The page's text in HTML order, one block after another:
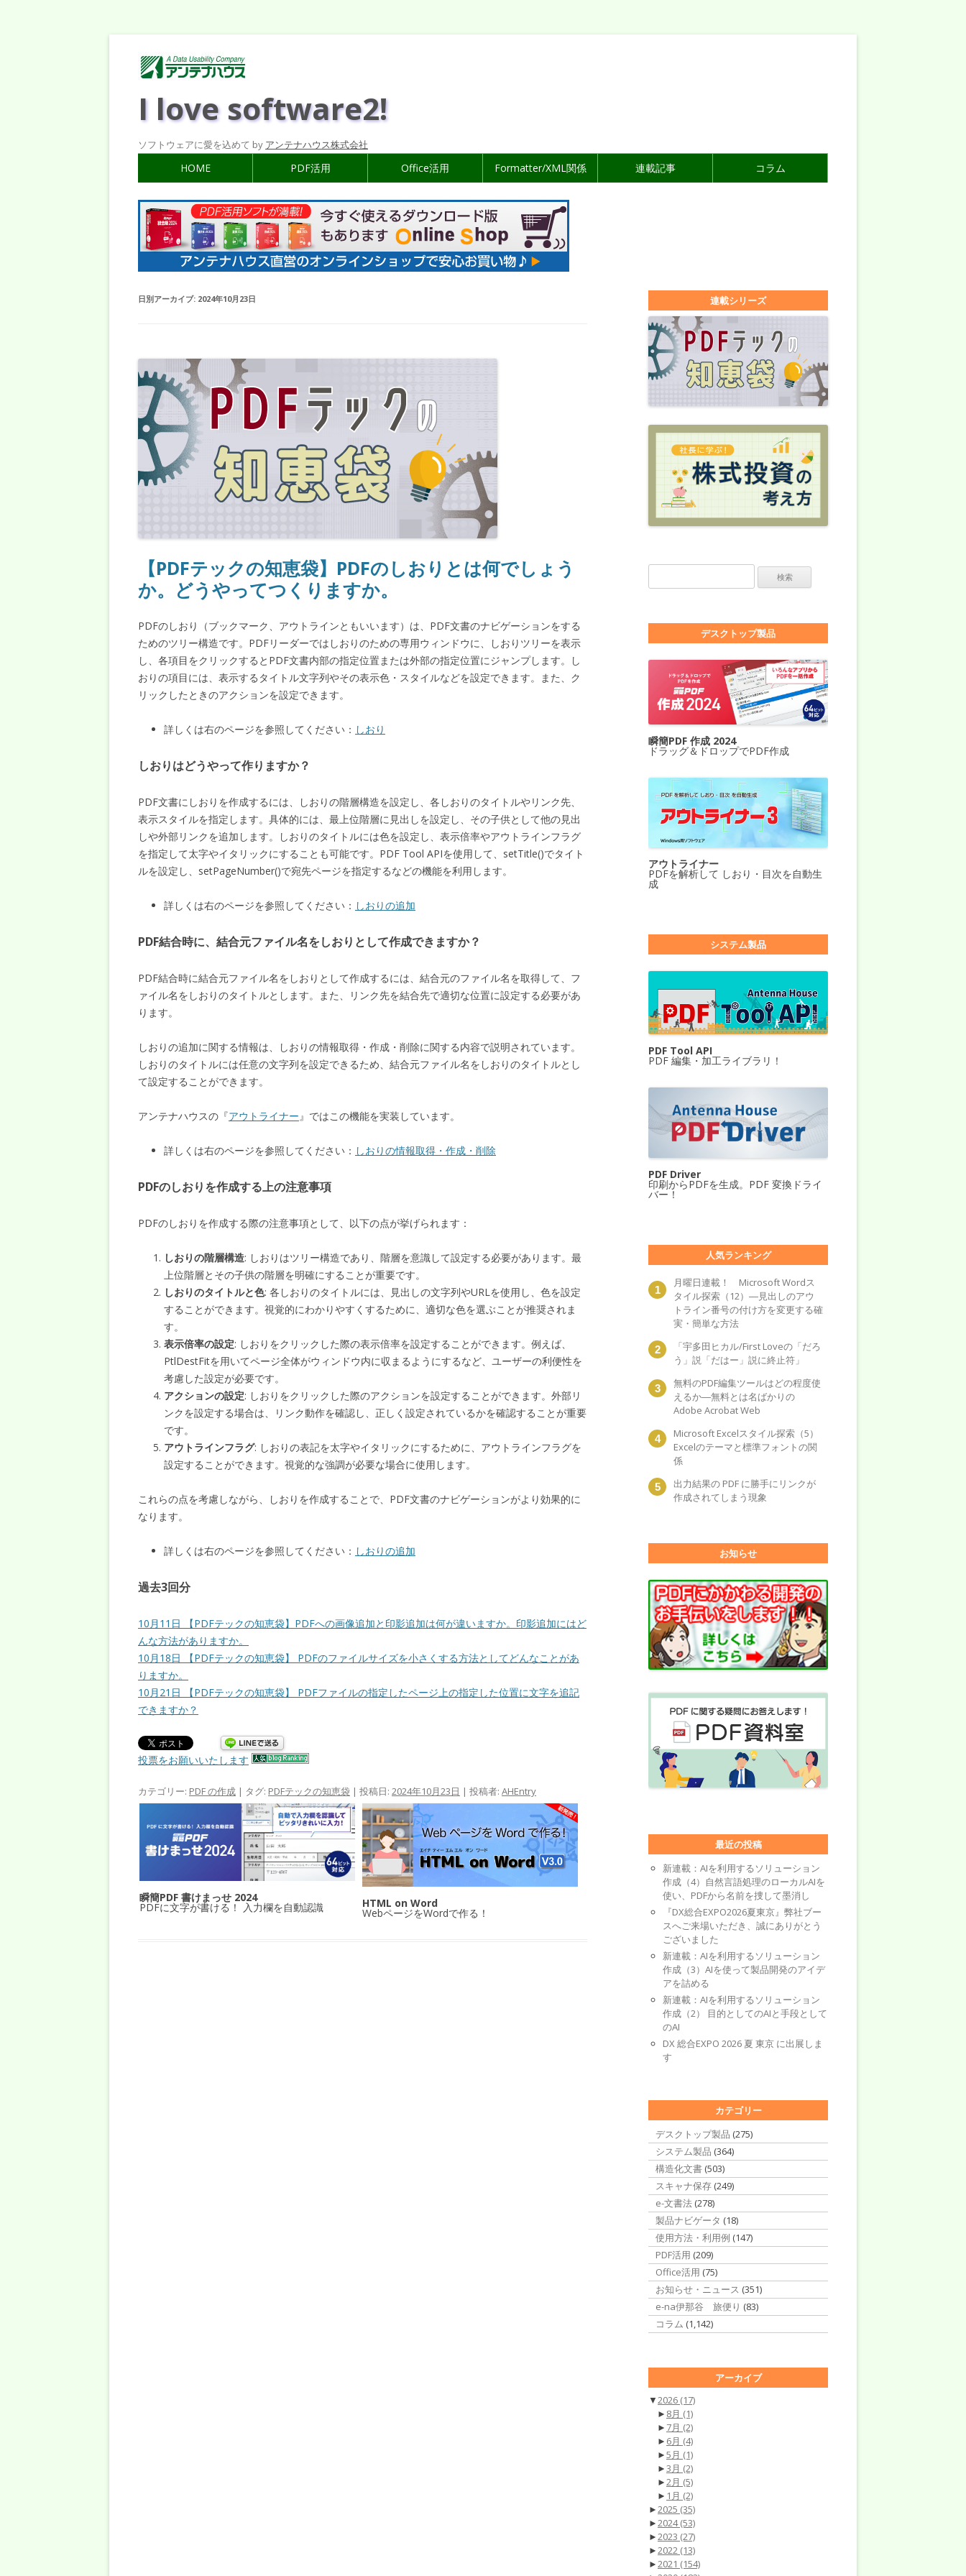
I love software2!
ソフトウェアに愛を込めて by アンテナハウス株式会社
HOME PDF活用 Office活用 Formatter/XML関係 連載記事 コラム
日別アーカイブ: 2024年10月23日
【PDFテックの知恵袋】PDFのしおりとは何でしょう
か。どうやってつくりますか。
PDFのしおり（ブックマーク、アウトラインともいいます）は、PDF文書のナビゲーションをする
ためのツリー構造です。PDFリーダーではしおりのための専用ウィンドウに、しおりツリーを表示
し、各項目をクリックするとPDF文書内部の指定位置または外部の指定位置にジャンプします。し
おりの項目には、表示するタイトル文字列やその表示色・スタイルなどを設定できます。また、ク
リックしたときのアクションを設定できます。
詳しくは右のページを参照してください： しおり
しおりはどうやって作りますか？
PDF文書にしおりを作成するには、しおりの階層構造を設定し、各しおりのタイトルやリンク先、
表示スタイルを指定します。具体的には、最上位階層に見出しを設定し、その子供として他の見出
しや外部リンクを追加します。しおりのタイトルには色を設定し、表示倍率やアウトラインフラグ
を指定して太字やイタリックにすることも可能です。PDF Tool APIを使用して、setTitle()でタイト
ルを設定し、setPageNumber()で宛先ページを指定するなどの機能を利用します。
詳しくは右のページを参照してください： しおりの追加
PDF結合時に、結合元ファイル名をしおりとして作成できますか？
PDF結合時に結合元ファイル名をしおりとして作成するには、結合元のファイル名を取得して、フ
ァイル名をしおりのタイトルとします。また、リンク先を結合先で適切な位置に設定する必要があ
ります。
しおりの追加に関する情報は、しおりの情報取得・作成・削除に関する内容で説明されています。
しおりのタイトルには任意の文字列を設定できるため、結合元ファイル名をしおりのタイトルとし
て設定することができます。
アンテナハウスの『アウトライナー』ではこの機能を実装しています。
詳しくは右のページを参照してください： しおりの情報取得・作成・削除
PDFのしおりを作成する上の注意事項
PDFのしおりを作成する際の注意事項として、以下の点が挙げられます：
しおりの階層構造: しおりはツリー構造であり、階層を意識して設定する必要があります。最
上位階層とその子供の階層を明確にすることが重要です。
しおりのタイトルと色: 各しおりのタイトルには、見出しの文字列やURLを使用し、色を設定
することができます。視覚的にわかりやすくするために、適切な色を選ぶことが推奨されま
す。
表示倍率の設定: しおりをクリックした際の表示倍率を設定することができます。例えば、
PtlDestFitを用いてページ全体がウィンドウ内に収まるようにするなど、ユーザーの利便性を
考慮した設定が必要です。
アクションの設定: しおりをクリックした際のアクションを設定することができます。外部リ
ンクを設定する場合は、リンク動作を確認し、正しく設定されているかを確認することが重要
です。
アウトラインフラグ: しおりの表記を太字やイタリックにするために、アウトラインフラグを
設定することができます。視覚的な強調が必要な場合に使用します。
これらの点を考慮しながら、しおりを作成することで、PDF文書のナビゲーションがより効果的に
なります。
詳しくは右のページを参照してください： しおりの追加
過去3回分
10月11日 【PDFテックの知恵袋】PDFへの画像追加と印影追加は何が違いますか。印影追加にはど
んな方法がありますか。
10月18日 【PDFテックの知恵袋】 PDFのファイルサイズを小さくする方法としてどんなことがあ
りますか。
10月21日 【PDFテックの知恵袋】 PDFファイルの指定したページ上の指定した位置に文字を追記
できますか？
投票をお願いいたします
カテゴリー: PDF の作成 | タグ: PDFテックの知恵袋 | 投稿日: 2024年10月23日 | 投稿者: AHEntry
瞬簡PDF 書けまっせ 2024
PDFに文字が書ける！ 入力欄を自動認識 HTML on Word
WebページをWordで作る！
連載シリーズ
デスクトップ製品
瞬簡PDF 作成 2024
ドラッグ＆ドロップでPDF作成
アウトライナー
PDFを解析して しおり・目次を自動生
成
システム製品
PDF Tool API
PDF 編集・加工ライブラリ！
PDF Driver
印刷からPDFを生成。PDF 変換ドライ
バー！
人気ランキング
月曜日連載！ Microsoft Wordス
タイル探索（12）―見出しのアウ
トライン番号の付け方を変更する確
実・簡単な方法
「宇多田ヒカル/First Loveの「だろ
う」説「だはー」説に終止符」
無料のPDF編集ツールはどの程度使
えるか―無料とは名ばかりの
Adobe Acrobat Web
Microsoft Excelスタイル探索（5）
Excelのテーマと標準フォントの関
係
出力結果の PDF に勝手にリンクが
作成されてしまう現象
お知らせ
最近の投稿
新連載：AIを利用するソリューション
作成（4）自然言語処理のローカルAIを
使い、PDFから名前を捜して墨消し
『DX総合EXPO2026夏東京』弊社ブー
スへご来場いただき、誠にありがとう
ございました
新連載：AIを利用するソリューション
作成（3）AIを使って製品開発のアイデ
アを詰める
新連載：AIを利用するソリューション
作成（2） 目的としてのAIと手段として
のAI
DX 総合EXPO 2026 夏 東京 に出展しま
す
カテゴリー
デスクトップ製品 (275)
システム製品 (364)
構造化文書 (503)
スキャナ保存 (249)
e-文書法 (278)
製品ナビゲータ (18)
使用方法・利用例 (147)
PDF活用 (209)
Office活用 (75)
お知らせ・ニュース (351)
e-na伊那谷 旅便り (83)
コラム (1,142)
アーカイブ
▼2026 (17)
► 8月 (1)
► 7月 (2)
► 6月 (4)
►5月 (1)
►3月 (2)
►2月 (5)
► 1月 (2)
►2025 (35)
►2024(53)
►2023 (27)
►2022 (13)
►2021 (154)